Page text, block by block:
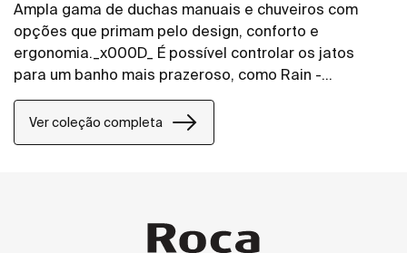
Ampla gama de duchas manuais e chuveiros com
opções que primam pelo design, conforto e
ergonomia._x000D_ É possível controlar os jatos
para um banho mais prazeroso, como Rain -
tradicional, Tonic - concentrado e Pulse -
massageador.
Ver coleção completa